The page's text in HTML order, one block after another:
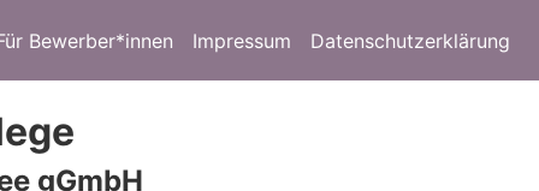
Bewerber*innen Impressum Datenschutzerklärung
gGmbH